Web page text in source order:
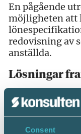
Consent
En pågående
möjligheten att
redovisning av
anställda.
Lösningar
månad ska
ersättning vid